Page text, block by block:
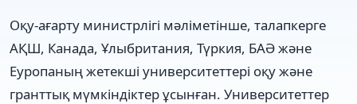
Оқу-ағарту министрлігі мәліметінше, талапкерге
АҚШ, Канада, Ұлыбритания, Түркия, БАӘ және
Еуропаның жетекші университеттері оқу және
гранттық мүмкіндіктер ұсынған. Университеттер